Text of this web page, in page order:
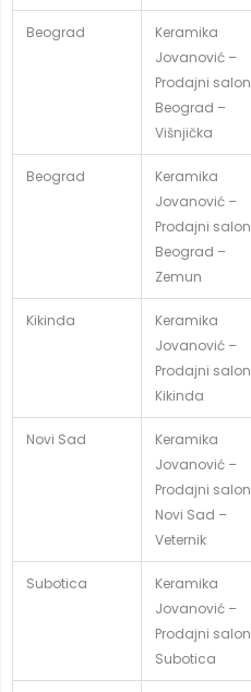
Beograd
Keramika
Jovanović –
Prodajni salon
Beograd –
Višnjička
Beograd
Keramika
Jovanović –
Prodajni salon
Beograd –
Zemun
Kikinda
Keramika
Jovanović –
Prodajni salon
Kikinda
Novi Sad
Keramika
Jovanović –
Prodajni salon
Novi Sad –
Veternik
Subotica
Keramika
Jovanović –
Prodajni salon
Subotica